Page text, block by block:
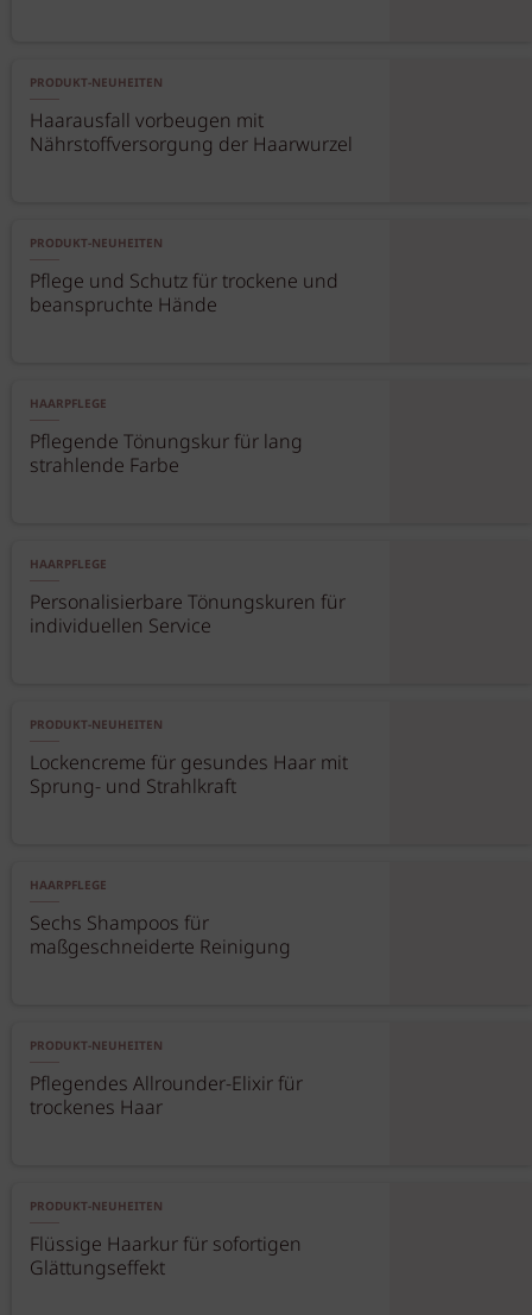
PRODUKT-NEUHEITEN
Haarausfall vorbeugen mit
Nährstoffversorgung der Haarwurzel
PRODUKT-NEUHEITEN
Pflege und Schutz für trockene und
beanspruchte Hände
HAARPFLEGE
Pflegende Tönungskur für lang
strahlende Farbe
HAARPFLEGE
Personalisierbare Tönungskuren für
individuellen Service
PRODUKT-NEUHEITEN
Lockencreme für gesundes Haar mit
Sprung- und Strahlkraft
HAARPFLEGE
Sechs Shampoos für
maßgeschneiderte Reinigung
PRODUKT-NEUHEITEN
Pflegendes Allrounder-Elixir für
trockenes Haar
PRODUKT-NEUHEITEN
Flüssige Haarkur für sofortigen
Glättungseffekt